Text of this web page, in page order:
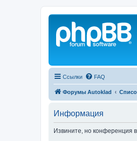
Ссылки FAQ
Форумы Autoklad
Информация
Извините, но конференция